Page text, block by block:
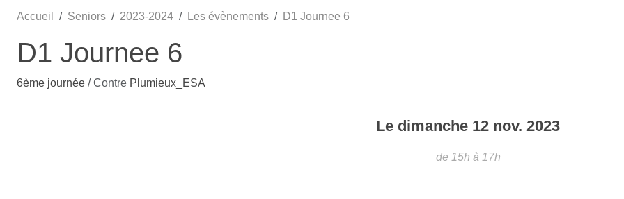
Accueil Seniors 2023-2024 Les évènements D1 Journee 6
D1 Journee 6
6ème journée / Contre Plumieux_ESA
Le dimanche 12 nov. 2023
de 15h à 17h